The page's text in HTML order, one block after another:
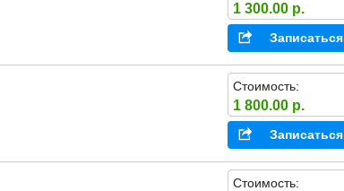
1 300.00 р.
Записаться
Стоимость:
1 800.00 р.
Записаться
Стоимость: